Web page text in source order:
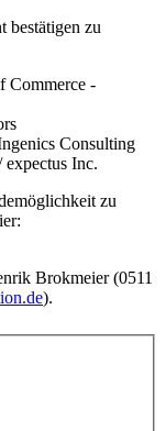
bestätigen zu
Commerce -
Consulting
expectus Inc.
zu
Brokmeier (0511
).